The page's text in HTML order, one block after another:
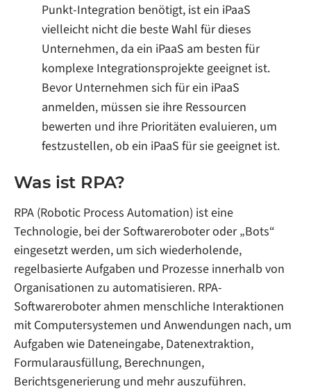
Punkt-Integration benötigt, ist ein iPaaS
vielleicht nicht die beste Wahl für dieses
Unternehmen, da ein iPaaS am besten für
komplexe Integrationsprojekte geeignet ist.
Bevor Unternehmen sich für ein iPaaS
anmelden, müssen sie ihre Ressourcen
bewerten und ihre Prioritäten evaluieren, um
festzustellen, ob ein iPaaS für sie geeignet ist.
Was ist RPA?
RPA (Robotic Process Automation) ist eine
Technologie, bei der Softwareroboter oder „Bots“
eingesetzt werden, um sich wiederholende,
regelbasierte Aufgaben und Prozesse innerhalb von
Organisationen zu automatisieren. RPA-
Softwareroboter ahmen menschliche Interaktionen
mit Computersystemen und Anwendungen nach, um
Aufgaben wie Dateneingabe, Datenextraktion,
Formularausfüllung, Berechnungen,
Berichtsgenerierung und mehr auszuführen.